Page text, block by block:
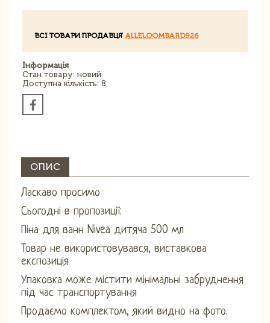
ВСІ ТОВАРИ ПРОДАВЦЯ ALLELOOMBARD926
Інформація
Стан товару: новий
Доступна кількість: 8
ОПИС
Ласкаво просимо
Сьогодні в пропозиції:
Піна для ванн Nivea дитяча 500 мл
Товар не використовувався, виставкова
експозиція
Упаковка може містити мінімальні забруднення
під час транспортування
Продаємо комплектом, який видно на фото.